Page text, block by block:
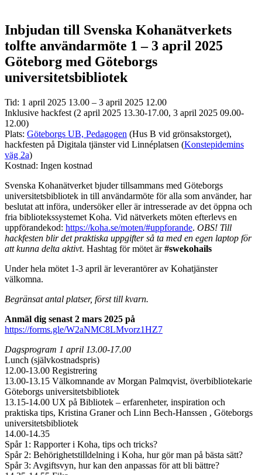
Inbjudan till Svenska Kohanätverkets
tolfte användarmöte 1 – 3 april 2025
Göteborg med Göteborgs
universitetsbibliotek
Tid: 1 april 2025 13.00 – 3 april 2025 12.00
Inklusive hackfest (2 april 2025 13.30-17.00, 3 april 2025 09.00-
12.00)
Plats: Göteborgs UB, Pedagogen (Hus B vid grönsakstorget),
hackfesten på Digitala tjänster vid Linnéplatsen (Konstepidemins
väg 2a)
Kostnad: Ingen kostnad
Svenska Kohanätverket bjuder tillsammans med Göteborgs
universitetsbibliotek in till användarmöte för alla som använder, har
beslutat att införa, undersöker eller är intresserade av det öppna och
fria bibliotekssystemet Koha. Vid nätverkets möten efterlevs en
uppförandekod: https://koha.se/moten/#uppforande. OBS! Till
hackfesten blir det praktiska uppgifter så ta med en egen laptop för
att kunna delta aktivt. Hashtag för mötet är#swekohails
Under hela mötet 1-3 april är leverantörer av Kohatjänster
välkomna.
Begränsat antal platser, först till kvarn.
Anmäl dig senast 2 mars 2025 på
https://forms.gle/W2aNMC8LMvorz1HZ7
Dagsprogram 1 april 13.00-17.00
Lunch (självkostnadspris)
12.00-13.00 Registrering
13.00-13.15 Välkomnande av Morgan Palmqvist, överbibliotekarie
Göteborgs universitetsbibliotek
13.15-14.00 UX på Bibliotek – erfarenheter, inspiration och
praktiska tips, Kristina Graner och Linn Bech-Hanssen , Göteborgs
universitetsbibliotek
14.00-14.35
Spår 1: Rapporter i Koha, tips och tricks?
Spår 2: Behörighetstilldelning i Koha, hur gör man på bästa sätt?
Spår 3: Avgiftsvyn, hur kan den anpassas för att bli bättre?